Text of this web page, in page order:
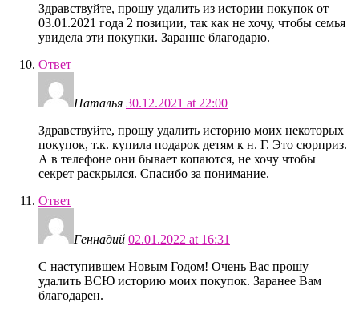
Здравствуйте, прошу удалить из истории покупок от
03.01.2021 года 2 позиции, так как не хочу, чтобы семья
увидела эти покупки. Заранне благодарю.
Ответ
Наталья 30.12.2021 at 22:00
Здравствуйте, прошу удалить историю моих некоторых
покупок, т.к. купила подарок детям к н. Г. Это сюрприз.
А в телефоне они бывает копаются, не хочу чтобы
секрет раскрылся. Спасибо за понимание.
Ответ
Геннадий 02.01.2022 at 16:31
С наступившем Новым Годом! Очень Вас прошу
удалить ВСЮ историю моих покупок. Заранее Вам
благодарен.